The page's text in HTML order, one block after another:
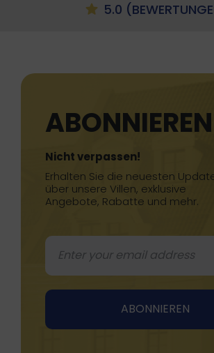
5.0
ABONNIEREN
Nicht verpassen!
Erhalten Sie die neuesten
über unsere Villen, exklusive
Angebote, Rabatte und mehr.